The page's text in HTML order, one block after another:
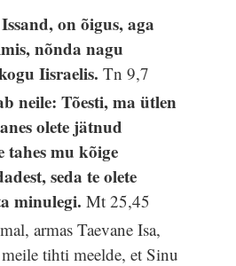
on õigus, aga
nõnda nagu
Iisraelis.Tn 9,7
neile: Tõesti, ma ütlen
olete jätnud
tahes mu kõige
seda te olete
minulegi.Mt 25,45
armas Taevane Isa,
tihti meelde, et Sinu